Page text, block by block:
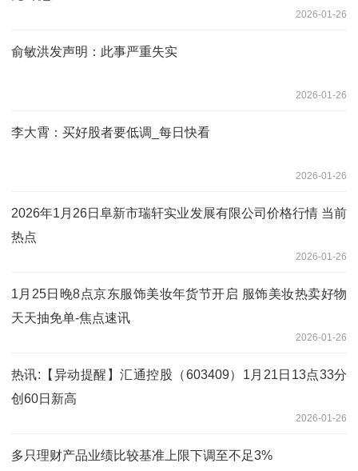
2026-01-26
俞敏洪发声明：此事严重失实
2026-01-26
李大霄：买好股者要低调_每日快看
2026-01-26
2026年1月26日阜新市瑞轩实业发展有限公司价格行情 当前
热点
2026-01-26
1月25日晚8点京东服饰美妆年货节开启 服饰美妆热卖好物
天天抽免单-焦点速讯
2026-01-26
热讯:【异动提醒】汇通控股（603409）1月21日13点33分
创60日新高
2026-01-26
多只理财产品业绩比较基准上限下调至不足3%